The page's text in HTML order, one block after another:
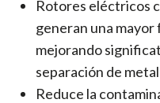
Rotores eléctricos
generan una
mejorando
separación de
Reduce la